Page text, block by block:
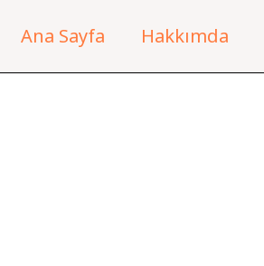
Ana Sayfa Hakkımda